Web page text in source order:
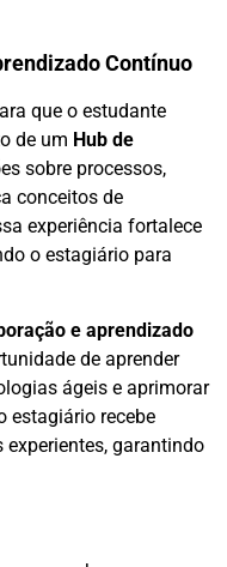
Contínuo
que o estudante
de um Hub de
sobre processos,
conceitos de
experiência fortalece
o estagiário para
e aprendizado
de aprender
ágeis e aprimorar
estagiário recebe
garantindo